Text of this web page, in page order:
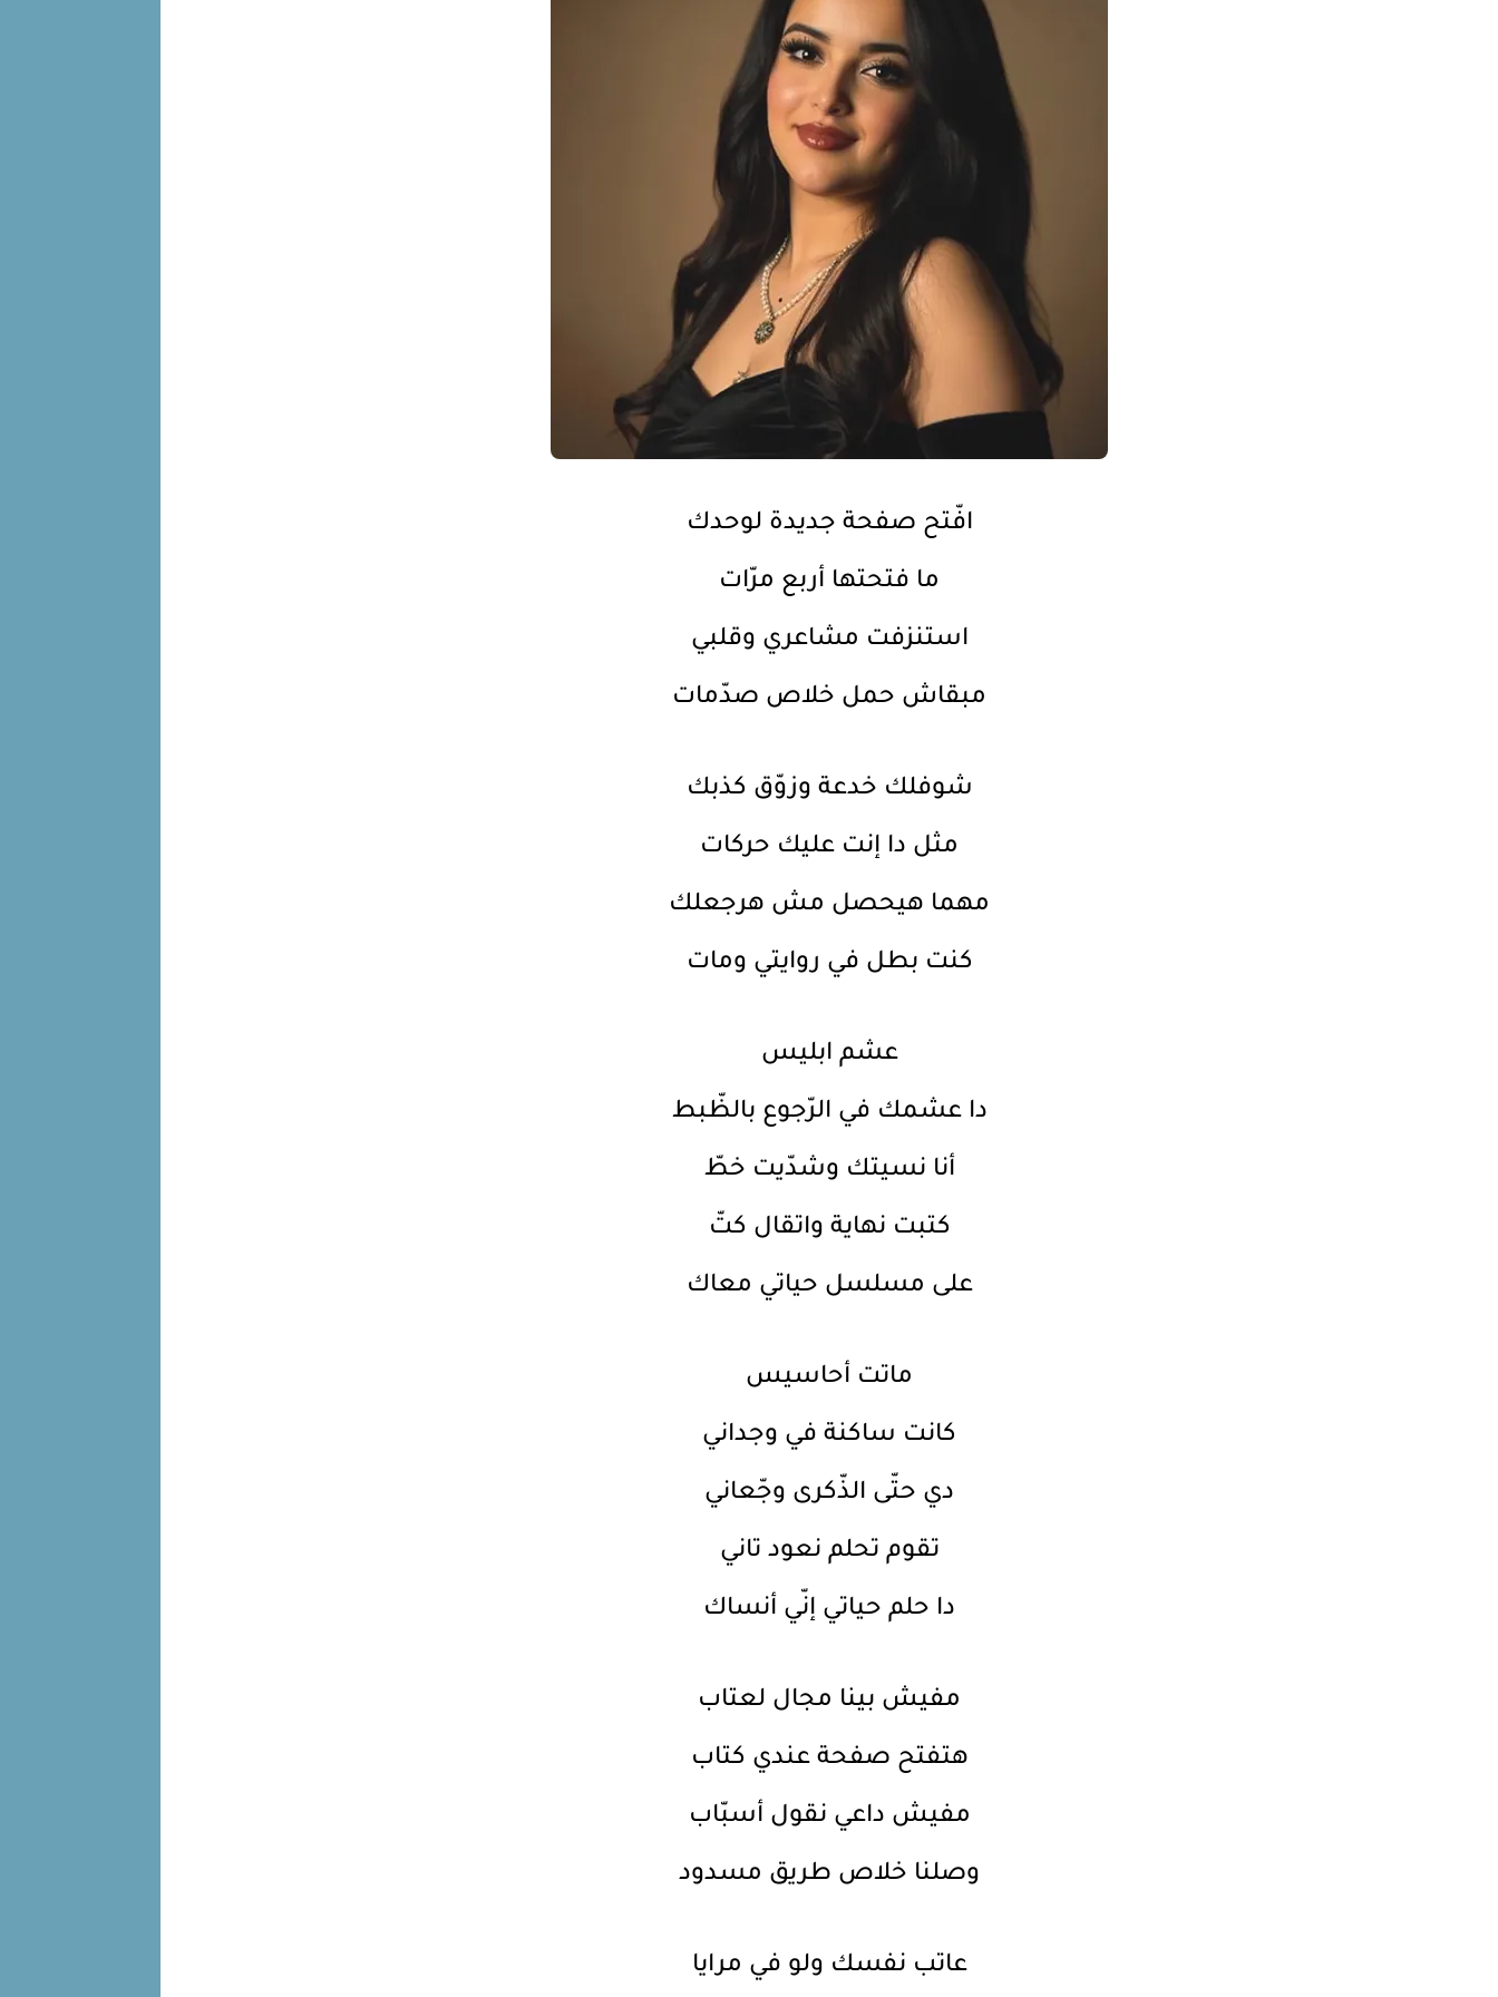
افّتح صفحة جديدة لوحدك
ما فتحتها أربع مرّات
استنزفت مشاعري وقلبي
مبقاش حمل خلاص صدّمات
شوفلك خدعة وزوّق كذبك
مثل دا إنت عليك حركات
مهما هيحصل مش هرجعلك
كنت بطل في روايتي ومات
عشم ابليس
دا عشمك في الرّجوع بالظّبط
أنا نسيتك وشدّيت خطّ
كتبت نهاية واتقال كتّ
على مسلسل حياتي معاك
ماتت أحاسيس
كانت ساكنة في وجداني
دي حتّى الذّكرى وجّعاني
تقوم تحلم نعود تاني
دا حلم حياتي إنّي أنساك
مفيش بينا مجال لعتاب
هتفتح صفحة عندي كتاب
مفيش داعي نقول أسبّاب
وصلنا خلاص طريق مسدود
عاتب نفسك ولو في مرايا